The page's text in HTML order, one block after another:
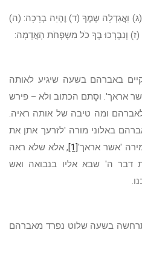
(ג) וַאֲגַדְלָה שְמֶךָ (ד) וֶהְיֵה בְרָכָה: (ה)
(ז) וְנִבְרְכוּ בְךָ כֹל מִשְפְחֹת הָאֲדָמָה:
באברהם בשעה שיגיע לאותה
אראך'. וסָתם הכתוב ולא – פירש
ומה טיבה של אותה ראיה.
באלוני מורה 'לזרעך אתן את
'אשר אראך'[1], אלא שלא ראה
ה' שבא אליו בנבואה ואש
בשעה שלוט נפרד מאברהם